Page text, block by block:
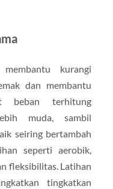
kurangi
dan membantu
beban terhitung
muda, sambil
seiring bertambah
seperti aerobik,
fleksibilitas. Latihan
tingkatkan